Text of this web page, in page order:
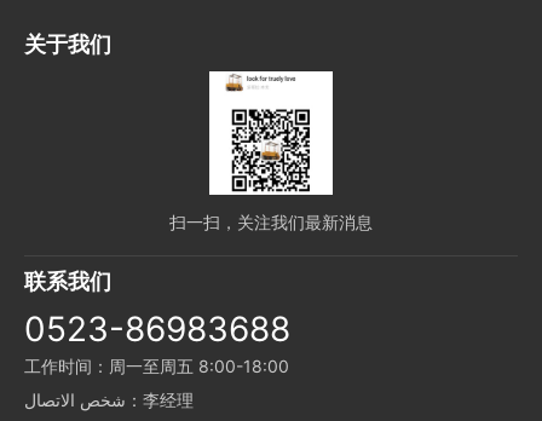
关于我们
扫一扫，关注我们最新消息
联系我们
0523-86983688
工作时间：周一至周五 8:00-18:00
شخص الاتصال：李经理